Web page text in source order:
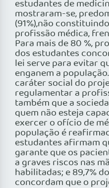
estudantes de
mostraram-se,
(91%),não
profissão médica,
Para mais de 80 %,
dos estudantes
lei serve para evitar
enganem a
caráter social do
regulamentar a
também que a
quem não esteja
exercer o ofício de
população é
estudantes afirmam
garante que os
a graves riscos nas
habilitadas; e 89,7%
concordam que o